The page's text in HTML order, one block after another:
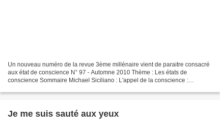
Un nouveau numéro de la revue 3ème millénaire vient de paraitre consacré
aux état de conscience N° 97 - Automne 2010 Thème : Les états de
conscience Sommaire Michael Siciliano : L'appel de la conscience :
Je me suis sauté aux yeux